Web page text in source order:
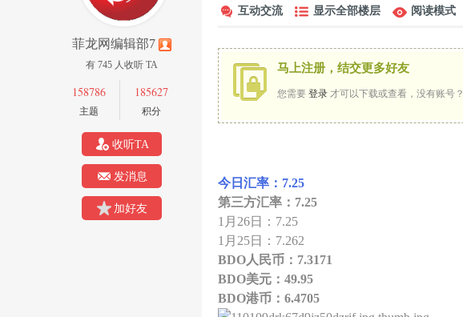
菲龙网编辑部7
有 745 人收听 TA
158786
主题
185627
积分
收听TA
发消息
加好友
互动交流 显示全部楼层 阅读模式
马上注册，结交更多好友
您需要 登录 才可以下载或查看，没有账号？
今日汇率：7.25
第三方汇率：7.25
1月26日：7.25
1月25日：7.262
BDO人民币：7.3171
BDO美元：49.95
BDO港币：6.4705